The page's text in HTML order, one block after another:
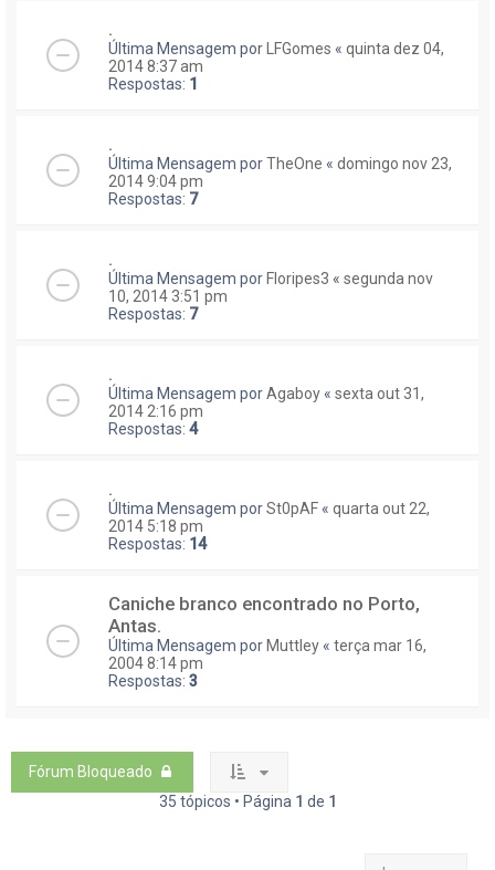
.
Última Mensagem por LFGomes « quinta dez 04,
2014 8:37 am
Respostas: 1
.
Última Mensagem porTheOne « domingo nov 23,
2014 9:04 pm
Respostas: 7
.
Última Mensagem por Floripes3 « segunda nov
10, 2014 3:51 pm
Respostas: 7
.
Última Mensagem porAgaboy « sexta out 31,
2014 2:16 pm
Respostas: 4
.
Última Mensagem porSt0pAF « quarta out 22,
2014 5:18 pm
Respostas: 14
Caniche branco encontrado no Porto,
Antas.
Última Mensagem por Muttley « terça mar 16,
2004 8:14 pm
Respostas: 3
Fórum Bloqueado
35 tópicos • Página 1 de 1